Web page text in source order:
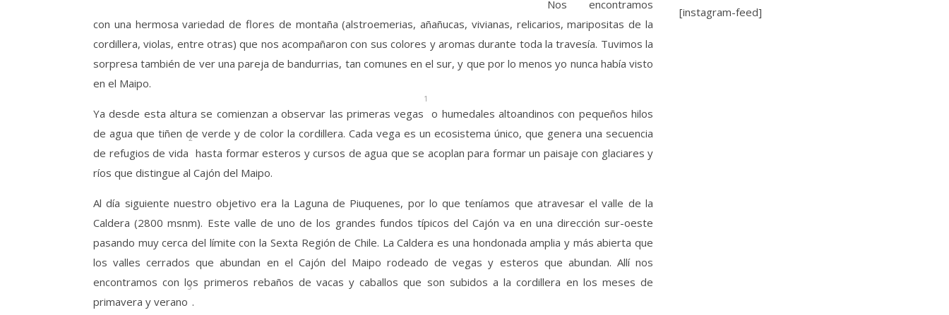
Nos encontramos
con una hermosa variedad de flores de montaña (alstroemerias, añañucas, vivianas, relicarios, maripositas de la
cordillera, violas, entre otras) que nos acompañaron con sus colores y aromas durante toda la travesía. Tuvimos la
sorpresa también de ver una pareja de bandurrias, tan comunes en el sur, y que por lo menos yo nunca había visto
en el Maipo.
Ya desde esta altura se comienzan a observar las primeras vegas
1
o humedales altoandinos con pequeños hilos
de agua que tiñen de verde y de color la cordillera. Cada vega es un ecosistema único, que genera una secuencia
de refugios de vida
2
hasta formar esteros y cursos de agua que se acoplan para formar un paisaje con glaciares y
ríos que distingue al Cajón del Maipo.
Al día siguiente nuestro objetivo era la Laguna de Piuquenes, por lo que teníamos que atravesar el valle de la
Caldera (2800 msnm). Este valle de uno de los grandes fundos típicos del Cajón va en una dirección sur-oeste
pasando muy cerca del límite con la Sexta Región de Chile. La Caldera es una hondonada amplia y más abierta que
los valles cerrados que abundan en el Cajón del Maipo rodeado de vegas y esteros que abundan. Allí nos
encontramos con los primeros rebaños de vacas y caballos que son subidos a la cordillera en los meses de
primavera y verano
3
.
[instagram-feed]